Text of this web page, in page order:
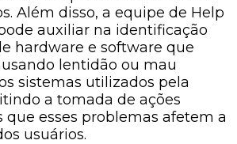
Além disso, a equipe de Help
auxiliar na identificação
hardware e software que
lentidão ou mau
sistemas utilizados pela
a tomada de ações
que esses problemas afetem a
usuários.